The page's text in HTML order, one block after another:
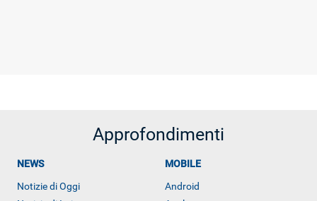
Approfondimenti
NEWS
Notizie di Oggi
MOBILE
Android